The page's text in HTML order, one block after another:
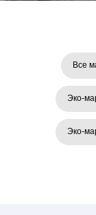
Все
Эко-
Эко-